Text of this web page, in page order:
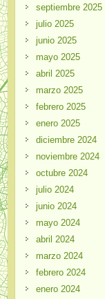
septiembre 2025
julio 2025
junio 2025
mayo 2025
abril 2025
marzo 2025
febrero 2025
enero 2025
diciembre 2024
noviembre 2024
octubre 2024
julio 2024
junio 2024
mayo 2024
abril 2024
marzo 2024
febrero 2024
enero 2024